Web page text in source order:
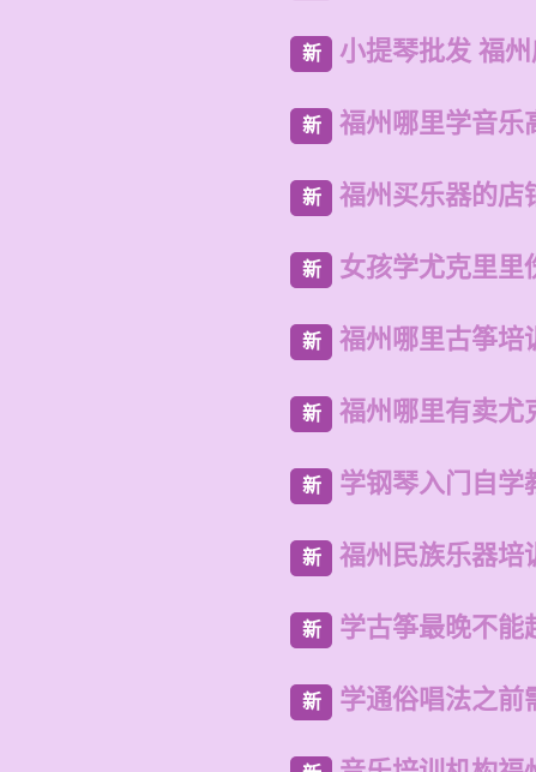
新 小提琴批发 福
新 福州哪里学音乐
新 福州买乐器的店
新 女孩学尤克里里
新 福州哪里古筝培
新 福州哪里有卖尤
新 学钢琴入门自学
新 福州民族乐器培
新 学古筝最晚不能
新 学通俗唱法之前